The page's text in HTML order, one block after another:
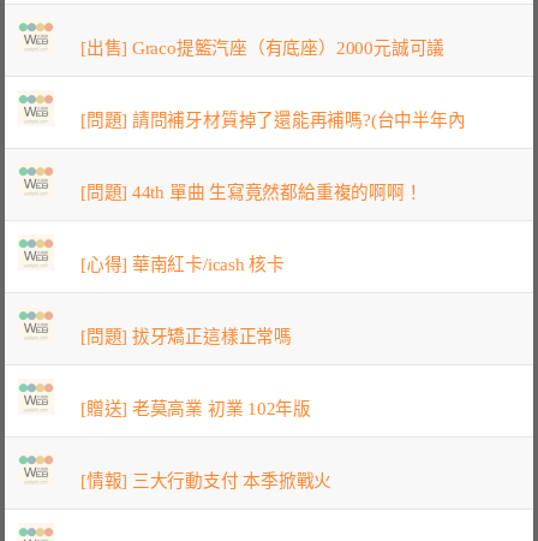
[出售] Graco提籃汽座（有底座）2000元誠可議
[問題] 請問補牙材質掉了還能再補嗎?(台中半年內
[問題] 44th 單曲 生寫竟然都給重複的啊啊！
[心得] 華南紅卡/icash 核卡
[問題] 拔牙矯正這樣正常嗎
[贈送] 老莫高業 初業 102年版
[情報] 三大行動支付 本季掀戰火